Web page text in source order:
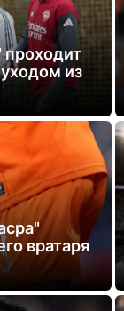
проходит
из
вратаря